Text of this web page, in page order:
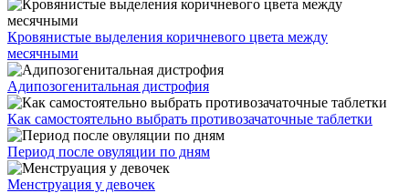
Кровянистые выделения коричневого цвета между
месячными
Адипозогенитальная дистрофия
Как самостоятельно выбрать противозачаточные таблетки
Период после овуляции по дням
Менструация у девочек